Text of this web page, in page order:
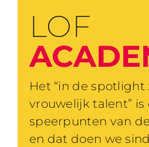
LOF
Het “in de spotlight
vrouwelijk talent” is
speerpunten van
en dat doen we